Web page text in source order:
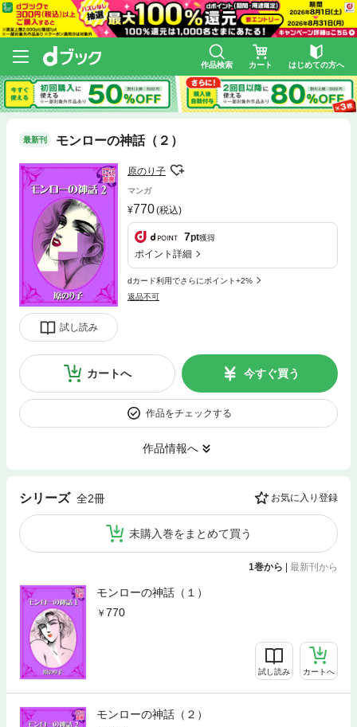
作品検索 カート はじめての方へ
最新刊 モンローの神話（２）
試し読み
原のり子
マンガ
770(税込)
7pt獲得
ポイント詳細
dカード利用でさらにポイント+2%
返品不可
カートへ 今すぐ買う
作品をチェックする
作品情報へ
シリーズ 全2冊 お気に入り登録
未購入巻をまとめて買う
1巻から | 最新刊から
モンローの神話（１）
770
試し読み カートへ
モンローの神話（２）